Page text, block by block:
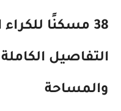
38 مسكنًا
التفاصيل
والمساحة